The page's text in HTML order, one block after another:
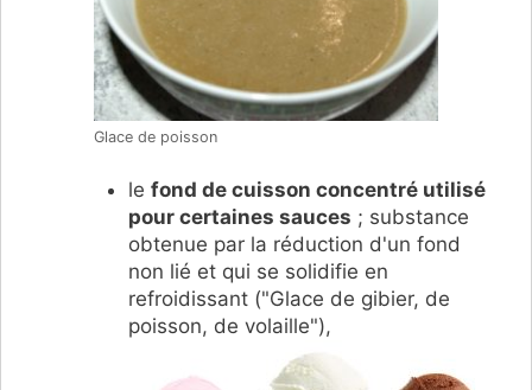
Glace de poisson
le fond de cuisson concentré utilisé
pour certaines sauces ; substance
obtenue par la réduction d'un fond
non lié et qui se solidifie en
refroidissant ("Glace de gibier, de
poisson, de volaille"),